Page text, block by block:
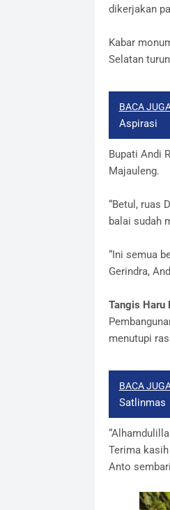
dikerjakan
​Kabar
Selatan
BACA
Aspirasi
​Bupati Andi
Majauleng.
​“Betul, ruas
balai sudah
​“Ini semua
Gerindra,
​Tangis Haru
menutupi
BACA
Satlinmas
Terima
Anto